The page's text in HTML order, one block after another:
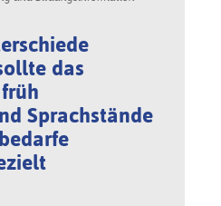
das
Sprachstände